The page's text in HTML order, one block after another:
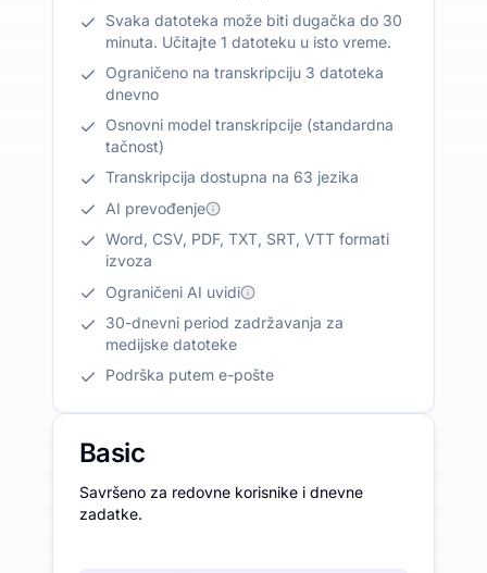
Svaka datoteka može biti dugačka do 30
minuta. Učitajte 1 datoteku u isto vreme.
Ograničeno na transkripciju 3 datoteka
dnevno
Osnovni model transkripcije (standardna
tačnost)
Transkripcija dostupna na 63 jezika
AI prevođenje
Word, CSV, PDF, TXT, SRT, VTT formati
izvoza
Ograničeni AI uvidi
30-dnevni period zadržavanja za
medijske datoteke
Podrška putem e-pošte
Basic
Savršeno za redovne korisnike i dnevne
zadatke.